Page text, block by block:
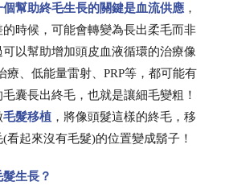
個幫助終毛生長的關鍵是血流供應 ，
時候，可能會轉變為長出柔毛而非
以幫助增加頭皮血液循環的治療像
療、低能量雷射、PRP等，都可能有
囊長出終毛，也就是讓細毛變粗！
毛髮移植 ，將像頭髮這樣的終毛，移
看起來沒有毛髮)的位置變成鬍子！
生長？